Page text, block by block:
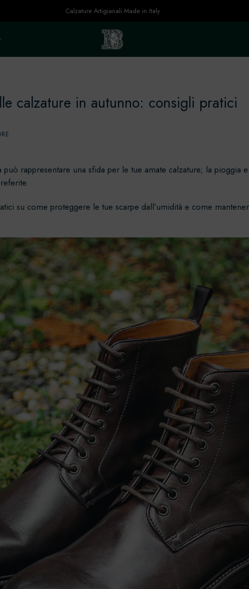
Calzature Artigianali Made in Italy
calzature in autunno: consigli pratici
può rappresentare una sfida per le tue amate calzature; la pioggia
su come proteggere le tue scarpe dall’umidità e come